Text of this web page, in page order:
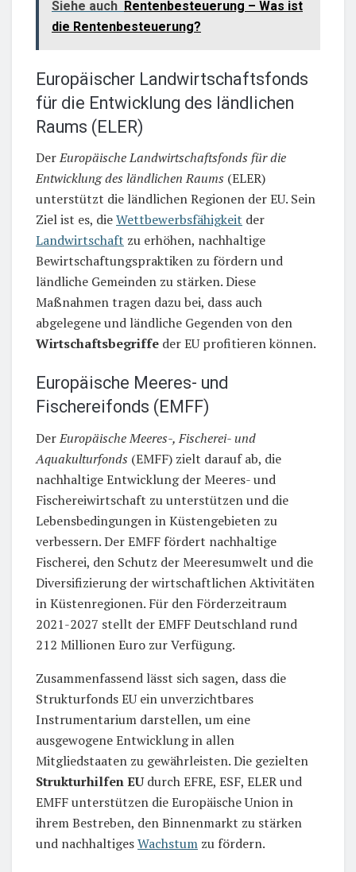
Siehe auch Rentenbesteuerung – Was ist
die Rentenbesteuerung?
Europäischer Landwirtschaftsfonds
für die Entwicklung des ländlichen
Raums (ELER)
DerEuropäische Landwirtschaftsfonds für die
Entwicklung des ländlichen Raums (ELER)
unterstützt die ländlichen Regionen der EU. Sein
Ziel ist es, dieWettbewerbsfähigkeit der
Landwirtschaft zu erhöhen, nachhaltige
Bewirtschaftungspraktiken zu fördern und
ländliche Gemeinden zu stärken. Diese
Maßnahmen tragen dazu bei, dass auch
abgelegene und ländliche Gegenden von den
Wirtschaftsbegriffe der EU profitieren können.
Europäische Meeres- und
Fischereifonds (EMFF)
DerEuropäische Meeres-, Fischerei- und
Aquakulturfonds (EMFF) zielt darauf ab, die
nachhaltige Entwicklung der Meeres- und
Fischereiwirtschaft zu unterstützen und die
Lebensbedingungen in Küstengebieten zu
verbessern. Der EMFF fördert nachhaltige
Fischerei, den Schutz der Meeresumwelt und die
Diversifizierung der wirtschaftlichen Aktivitäten
in Küstenregionen. Für den Förderzeitraum
2021-2027 stellt der EMFF Deutschland rund
212 Millionen Euro zur Verfügung.
Zusammenfassend lässt sich sagen, dass die
Strukturfonds EU ein unverzichtbares
Instrumentarium darstellen, um eine
ausgewogene Entwicklung in allen
Mitgliedstaaten zu gewährleisten. Die gezielten
Strukturhilfen EUdurch EFRE, ESF, ELER und
EMFF unterstützen die Europäische Union in
ihrem Bestreben, den Binnenmarkt zu stärken
und nachhaltigesWachstum zu fördern.